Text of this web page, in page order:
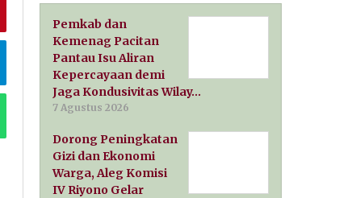
Pemkab dan
Kemenag Pacitan
Pantau Isu Aliran
Kepercayaan demi
Jaga Kondusivitas Wilay…
7 Agustus 2026
Dorong Peningkatan
Gizi dan Ekonomi
Warga, Aleg Komisi
IV Riyono Gelar